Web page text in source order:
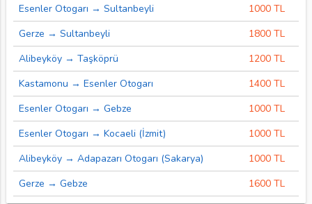
Esenler Otogarı → Sultanbeyli
1000 TL
Gerze → Sultanbeyli
1800 TL
Alibeyköy → Taşköprü
1200 TL
Kastamonu → Esenler Otogarı
1400 TL
Esenler Otogarı → Gebze
1000 TL
Esenler Otogarı → Kocaeli (İzmit)
1000 TL
Alibeyköy → Adapazarı Otogarı (Sakarya)
1000 TL
Gerze → Gebze
1600 TL